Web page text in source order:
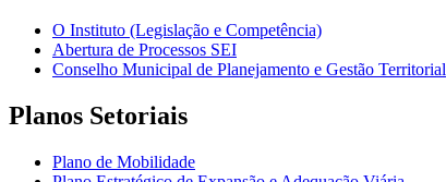
O Instituto (Legislação e Competência)
Abertura de Processos SEI
Conselho Municipal de Planejamento e Gestão Territorial
Planos Setoriais
Plano de Mobilidade